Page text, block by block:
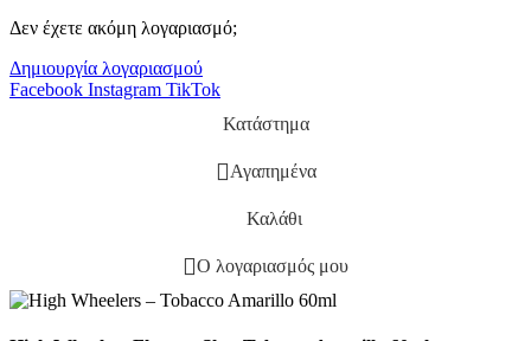
Δεν έχετε ακόμη λογαριασμό;
Δημιουργία λογαριασμού
Facebook Instagram TikTok
Κατάστημα
Αγαπημένα
Καλάθι
Ο λογαριασμός μου